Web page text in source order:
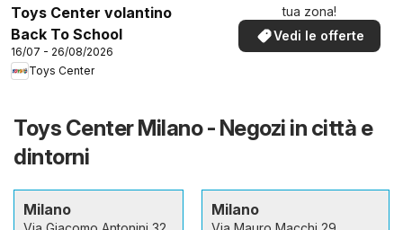
Toys Center volantino
Back To School
16/07 - 26/08/2026
Toys Center
tua zona!
Vedi le offerte
Toys Center Milano - Negozi in città e
dintorni
Milano Milano